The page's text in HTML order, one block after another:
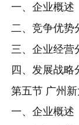
一、企业概述
二、竞争优势
三、企业经营
四、发展战略
第五节 广州
一、企业概述